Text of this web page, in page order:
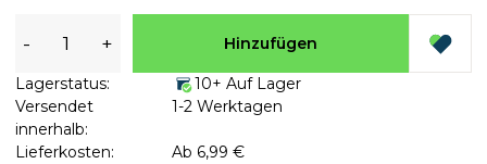
- + Hinzufügen
Lagerstatus:
10+ Auf Lager
Versendet
innerhalb:
1-2 Werktagen
Lieferkosten: Ab 6,99 €